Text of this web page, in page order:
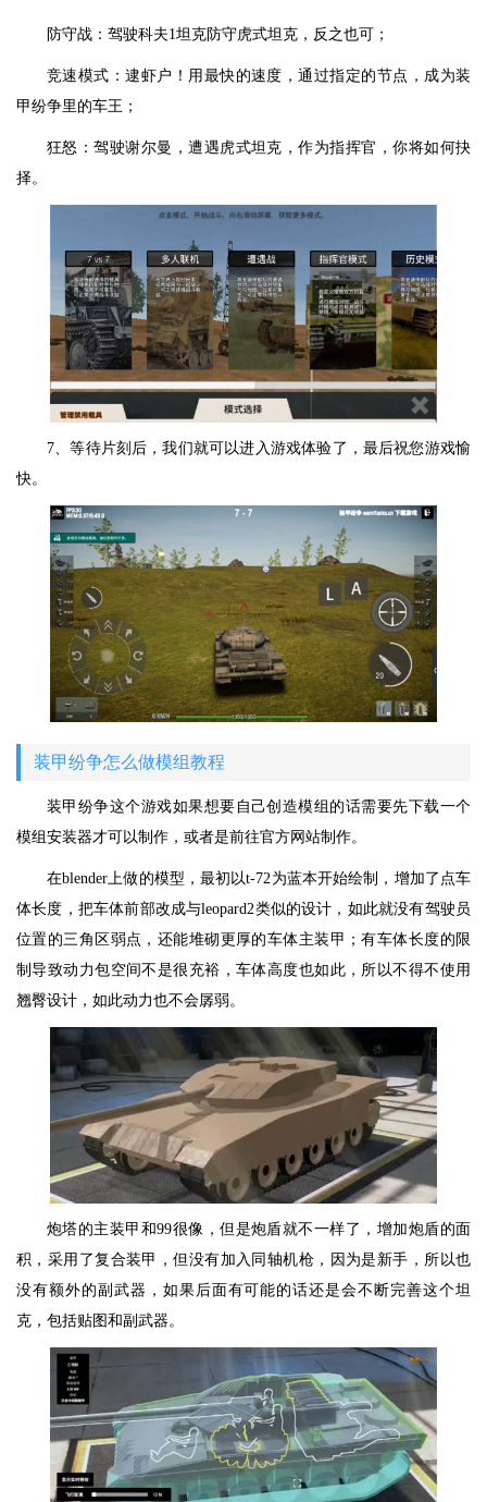
防守战：驾驶科夫1坦克防守虎式坦克，反之也可；
竞速模式：逮虾户！用最快的速度，通过指定的节点，成为装
甲纷争里的车王；
狂怒：驾驶谢尔曼，遭遇虎式坦克，作为指挥官，你将如何抉
择。
7、等待片刻后，我们就可以进入游戏体验了，最后祝您游戏愉
快。
装甲纷争怎么做模组教程
装甲纷争这个游戏如果想要自己创造模组的话需要先下载一个
模组安装器才可以制作，或者是前往官方网站制作。
在blender上做的模型，最初以t-72为蓝本开始绘制，增加了点车
体长度，把车体前部改成与leopard2类似的设计，如此就没有驾驶员
位置的三角区弱点，还能堆砌更厚的车体主装甲；有车体长度的限
制导致动力包空间不是很充裕，车体高度也如此，所以不得不使用
翘臀设计，如此动力也不会孱弱。
炮塔的主装甲和99很像，但是炮盾就不一样了，增加炮盾的面
积，采用了复合装甲，但没有加入同轴机枪，因为是新手，所以也
没有额外的副武器，如果后面有可能的话还是会不断完善这个坦
克，包括贴图和副武器。